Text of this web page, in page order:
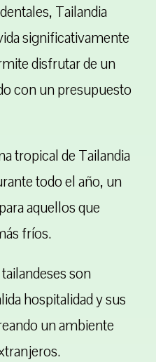
Tailandia
significativamente
disfrutar de un
con un presupuesto
tropical de Tailandia
todo el año, un
aquellos que
fríos.
son
hospitalidad y sus
un ambiente